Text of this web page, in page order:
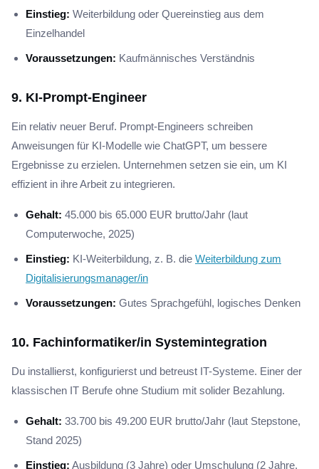
Einstieg: Weiterbildung oder Quereinstieg aus dem
Einzelhandel
Voraussetzungen: Kaufmännisches Verständnis
9. KI-Prompt-Engineer
Ein relativ neuer Beruf. Prompt-Engineers schreiben
Anweisungen für KI-Modelle wie ChatGPT, um bessere
Ergebnisse zu erzielen. Unternehmen setzen sie ein, um KI
effizient in ihre Arbeit zu integrieren.
Gehalt: 45.000 bis 65.000 EUR brutto/Jahr (laut
Computerwoche, 2025)
Einstieg: KI-Weiterbildung, z. B. die Weiterbildung zum
Digitalisierungsmanager/in
Voraussetzungen: Gutes Sprachgefühl, logisches Denken
10. Fachinformatiker/in Systemintegration
Du installierst, konfigurierst und betreust IT-Systeme. Einer der
klassischen IT Berufe ohne Studium mit solider Bezahlung.
Gehalt: 33.700 bis 49.200 EUR brutto/Jahr (laut Stepstone,
Stand 2025)
Einstieg: Ausbildung (3 Jahre) oder Umschulung (2 Jahre,